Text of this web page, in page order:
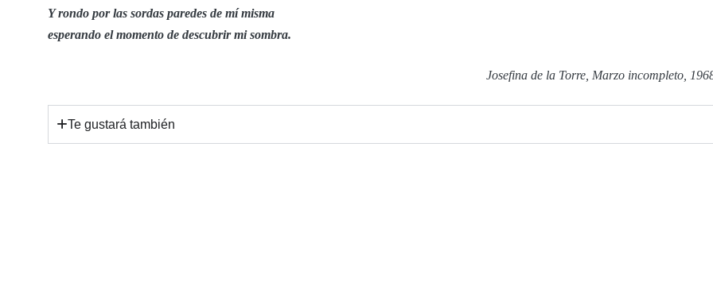
Y rondo por las sordas paredes de mí misma
esperando el momento de descubrir mi sombra.
Josefina de la Torre, Marzo incompleto,
Te gustará también